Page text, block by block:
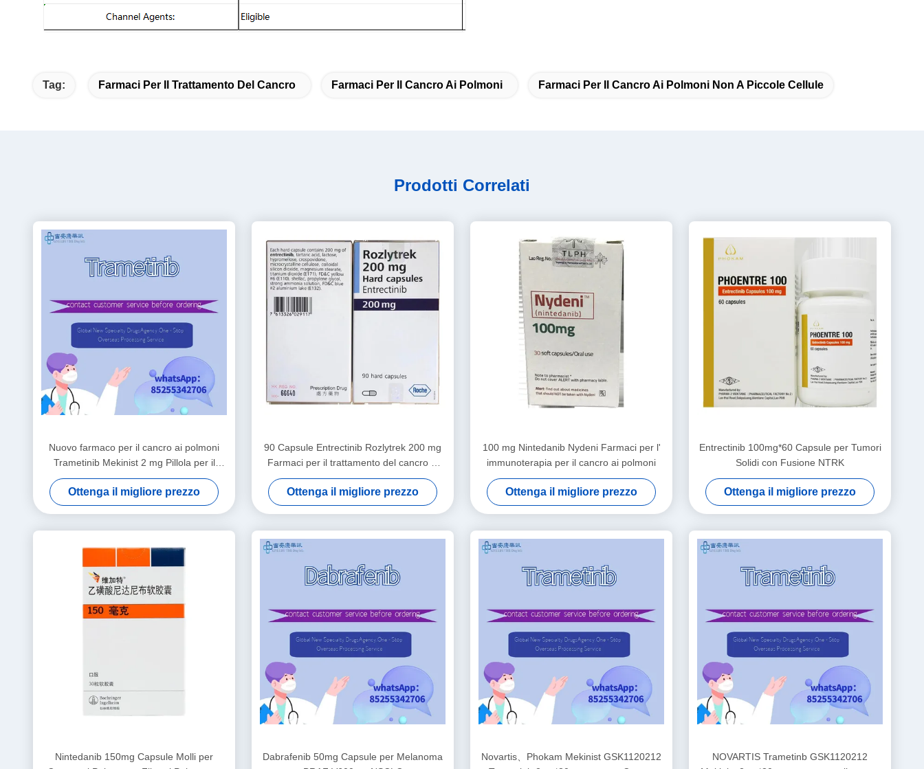
Tag: Farmaci Per Il Trattamento Del Cancro Farmaci Per Il Cancro Ai Polmoni Farmaci Per Il Cancro Ai Polmoni Non A Piccole Cellule
Prodotti Correlati
Nuovo farmaco per il cancro ai polmoni
Trametinib Mekinist 2 mg Pillola per il
cancro ai polmoni
Ottenga il migliore prezzo
90 Capsule Entrectinib Rozlytrek 200 mg
Farmaci per il trattamento del cancro ai
polmoni
Ottenga il migliore prezzo
100 mg Nintedanib Nydeni Farmaci per l'
immunoterapia per il cancro ai polmoni
Ottenga il migliore prezzo
Entrectinib 100mg*60 Capsule per Tumori
Solidi con Fusione NTRK
Ottenga il migliore prezzo
Nintedanib 150mg Capsule Molli per
Dabrafenib 50mg Capsule per Melanoma
Novartis、Phokam Mekinist GSK1120212
NOVARTIS Trametinb GSK1120212